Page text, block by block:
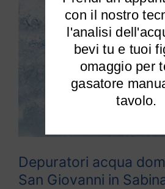
Depuratori acqua
San Giovanni in
l'analisi
bevi tu e tuoi
omaggio per
gasatore
tavolo.